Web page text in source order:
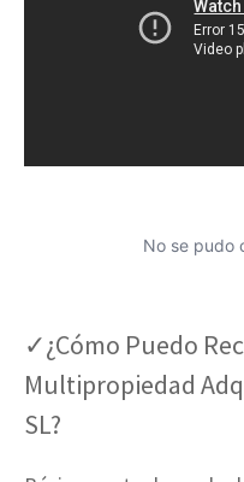
No se pudo
✓¿Cómo Puedo
Multipropiedad
SL?